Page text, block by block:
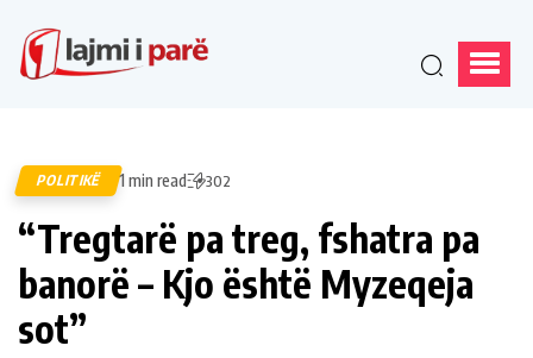
POLITIKË 1 min read 302
“Tregtarë pa treg, fshatra pa
banorë – Kjo është Myzeqeja
sot”